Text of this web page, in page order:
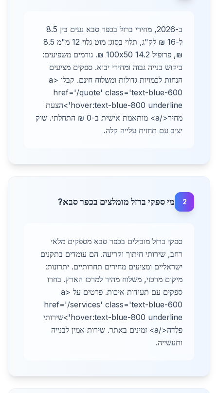
ב-2026, מחירי ברזל בכפר סבא נעים בין 8.5
ל-16 ₪ לק"ג, תלוי בסוג: מוט גלוי 12 מ"מ 8.5
₪, פרופיל 100x50 14.2 ₪. גורמים משפיעים:
ביקוש בנייה גבוה ומחירי יבוא. ספקים מציעים
הנחות לכמויות גדולות ומשלוח חינם. קבלו <a
href='/quote' class='text-blue-600
hover:text-blue-800 underline'>הצעת
מחיר</a> מותאמת אישית ב-0 ₪ התחלתי. שוק
יציב עם תחזית עלייה קלה.
2 מי ספקי ברזל מומלצים בכפר סבא?
ספקי ברזל מובילים בכפר סבא מספקים מלאי
רחב, שירותי חיתוך וקריעה. הם עומדים בתקנים
ישראליים ומציעים מחירים תחרותיים. יתרונות:
מיקום מרכזי, משלוח מהיר למרכז הארץ. בחרו
ספקים עם תעודות איכות. פרטים על <a
href='/services' class='text-blue-600
hover:text-blue-800 underline'>שירותי
פלדה</a> זמינים באתר. שירות אמין לבנייה
ותעשייה.